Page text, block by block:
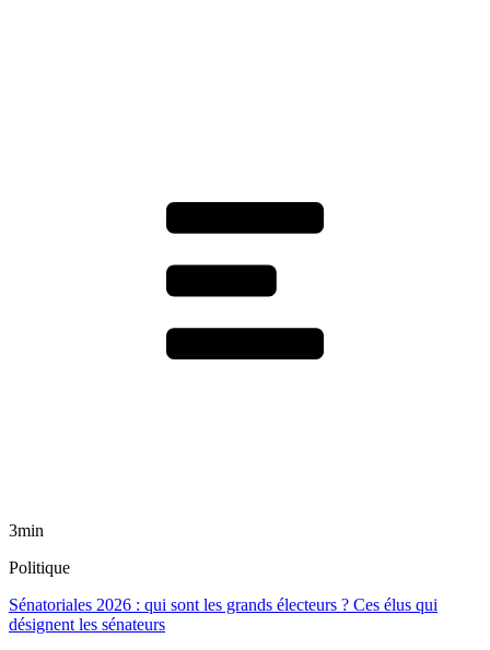
3min
Politique
Sénatoriales 2026 : qui sont les grands électeurs ? Ces élus qui
désignent les sénateurs